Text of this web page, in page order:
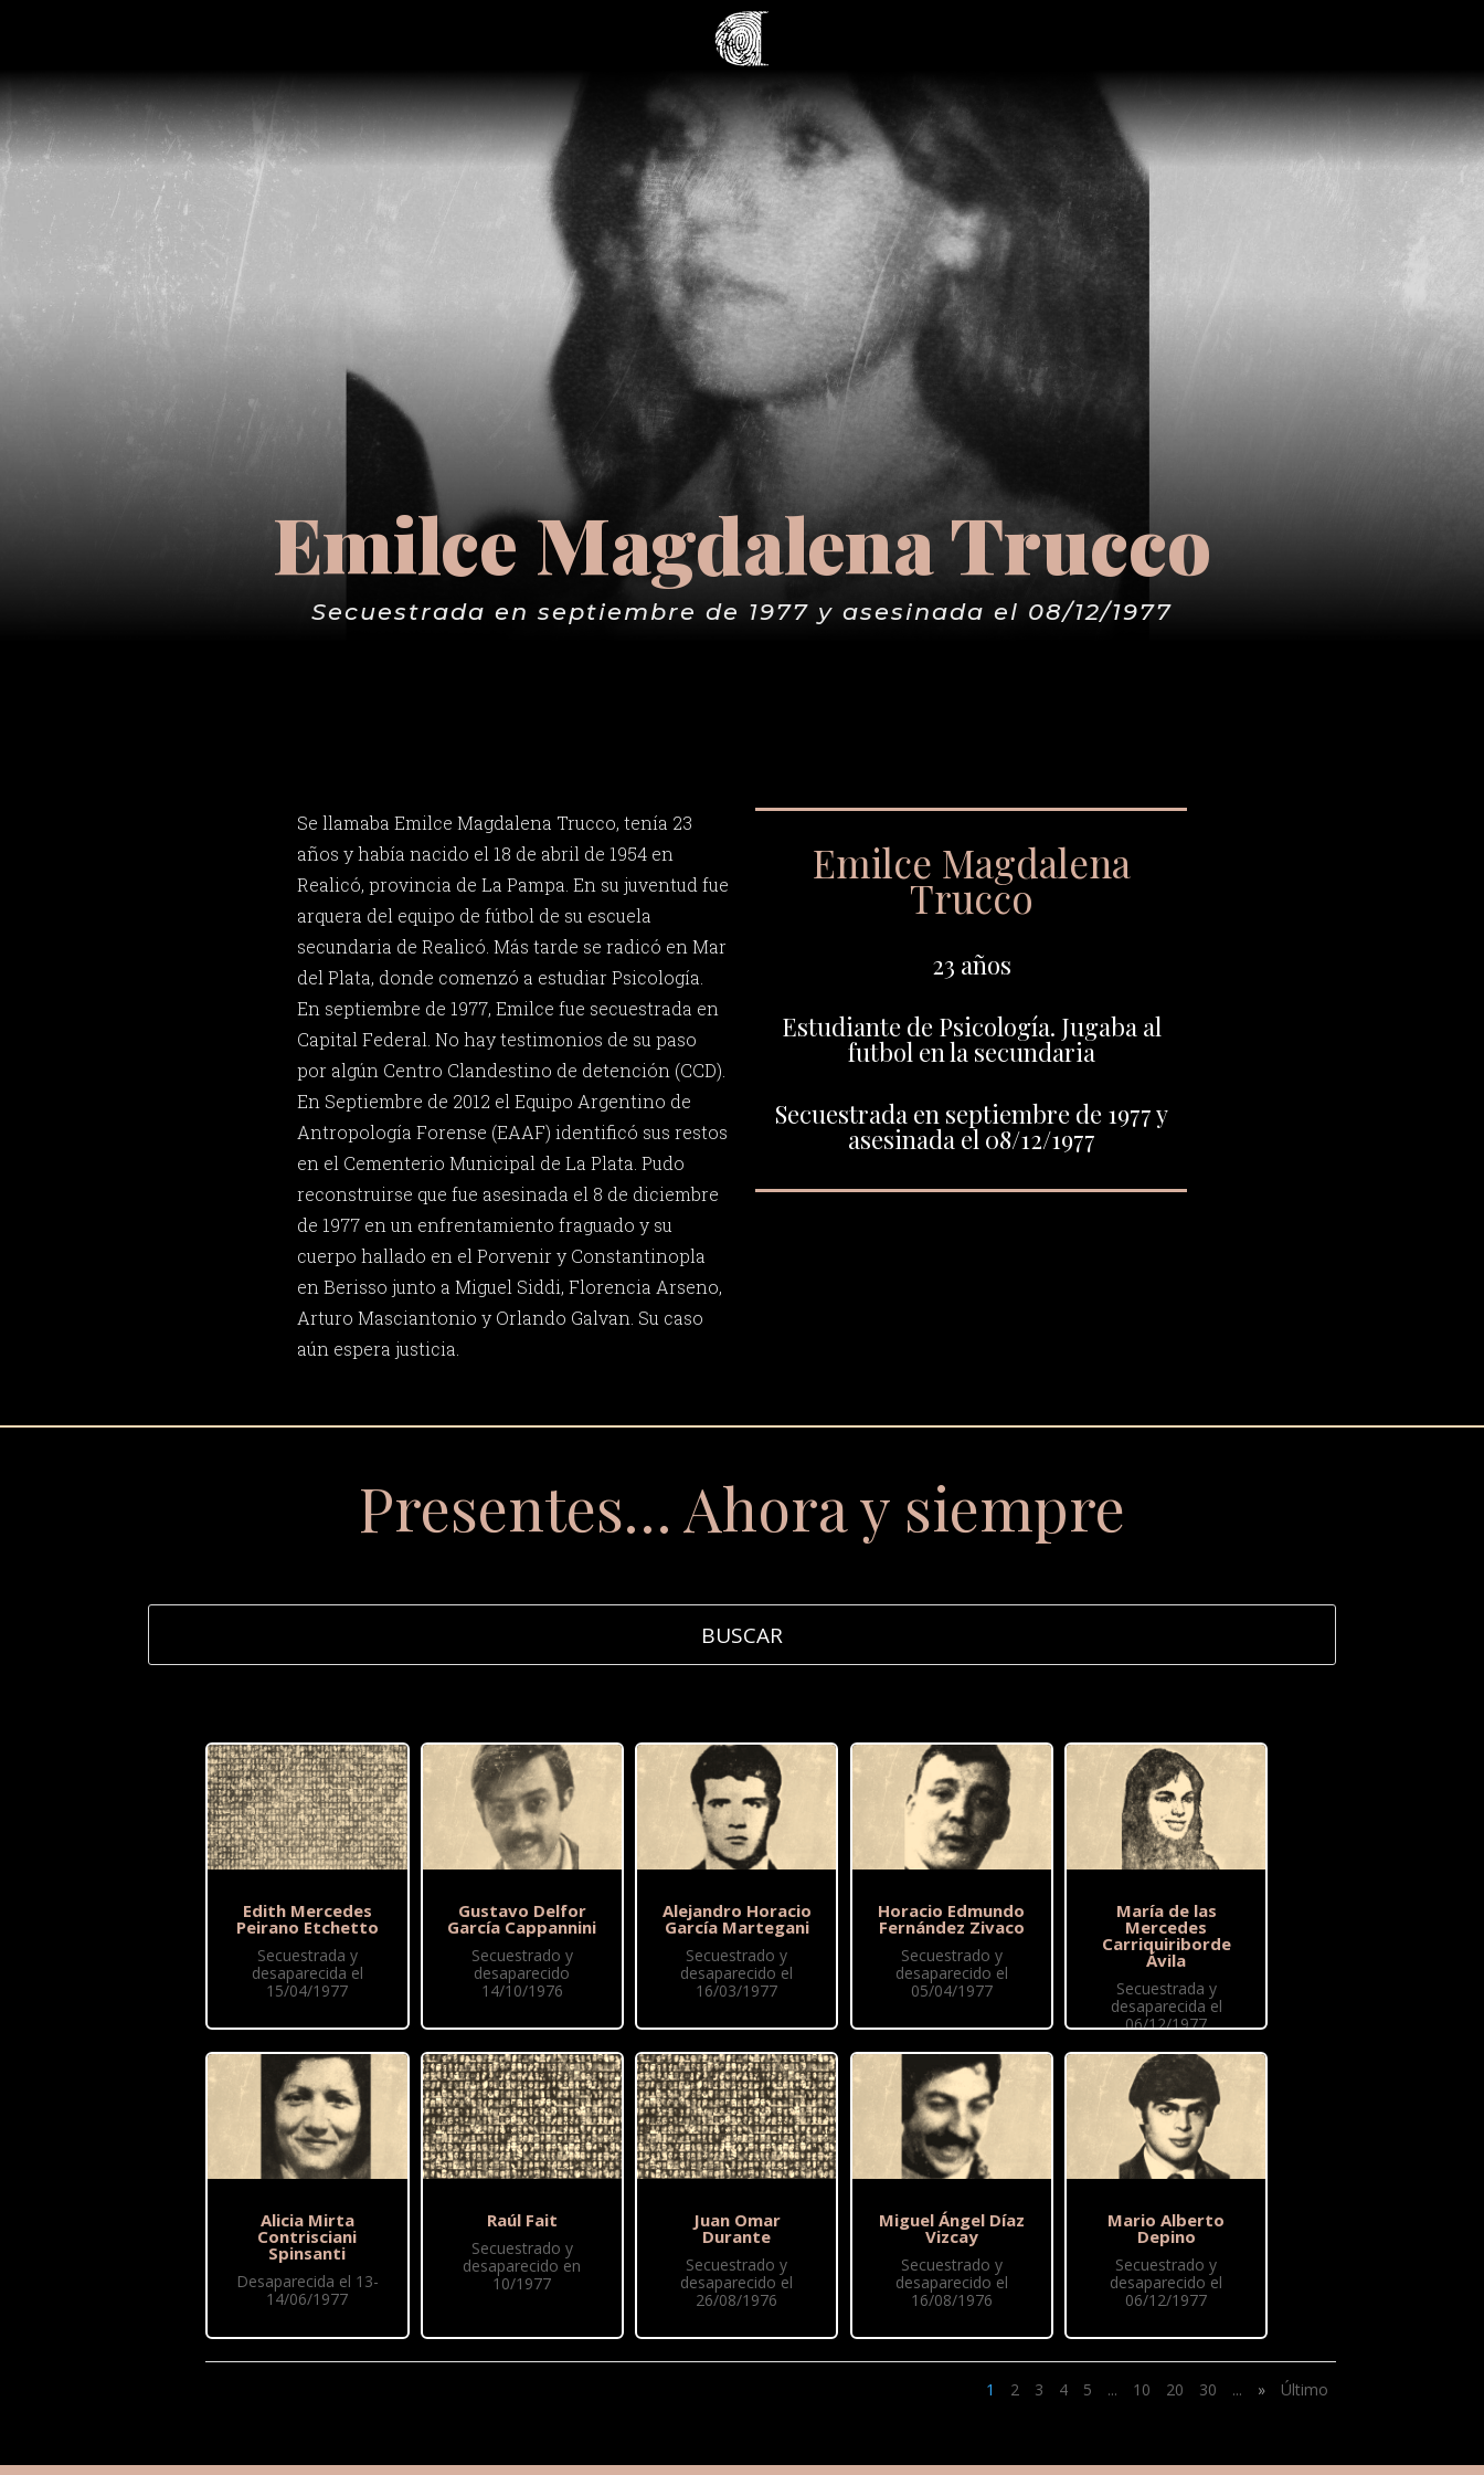
Emilce Magdalena Trucco
Secuestrada en septiembre de 1977 y asesinada el 08/12/1977
Se llamaba Emilce Magdalena Trucco, tenía 23
años y había nacido el 18 de abril de 1954 en
Realicó, provincia de La Pampa. En su juventud fue
arquera del equipo de fútbol de su escuela
secundaria de Realicó. Más tarde se radicó en Mar
del Plata, donde comenzó a estudiar Psicología.
En septiembre de 1977, Emilce fue secuestrada en
Capital Federal. No hay testimonios de su paso
por algún Centro Clandestino de detención (CCD).
En Septiembre de 2012 el Equipo Argentino de
Antropología Forense (EAAF) identificó sus restos
en el Cementerio Municipal de La Plata. Pudo
reconstruirse que fue asesinada el 8 de diciembre
de 1977 en un enfrentamiento fraguado y su
cuerpo hallado en el Porvenir y Constantinopla
en Berisso junto a Miguel Siddi, Florencia Arseno,
Arturo Masciantonio y Orlando Galvan. Su caso
aún espera justicia.
Emilce Magdalena
Trucco
23 años
Estudiante de Psicología. Jugaba al
futbol en la secundaria
Secuestrada en septiembre de 1977 y
asesinada el 08/12/1977
Presentes… Ahora y siempre
Edith Mercedes
Peirano Etchetto
Secuestrada y
desaparecida el
15/04/1977
Alicia Mirta
Contrisciani
Spinsanti
Desaparecida el 13-
14/06/1977
Gustavo Delfor
García Cappannini
Secuestrado y
desaparecido
14/10/1976
Raúl Fait
Secuestrado y
desaparecido en
10/1977
Alejandro Horacio
García Martegani
Secuestrado y
desaparecido el
16/03/1977
Juan Omar
Durante
Secuestrado y
desaparecido el
26/08/1976
Horacio Edmundo
Fernández Zivaco
Secuestrado y
desaparecido el
05/04/1977
Miguel Ángel Díaz
Vizcay
Secuestrado y
desaparecido el
16/08/1976
María de las
Mercedes
Carriquiriborde
Ávila
Secuestrada y
desaparecida el
06/12/1977
Mario Alberto
Depino
Secuestrado y
desaparecido el
06/12/1977
1 2 3 4 5 ... 10 20 30 ... » Último